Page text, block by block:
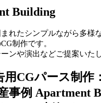
Building
れたシンプルながら多様
制作です。
ンや演出などご提案いた